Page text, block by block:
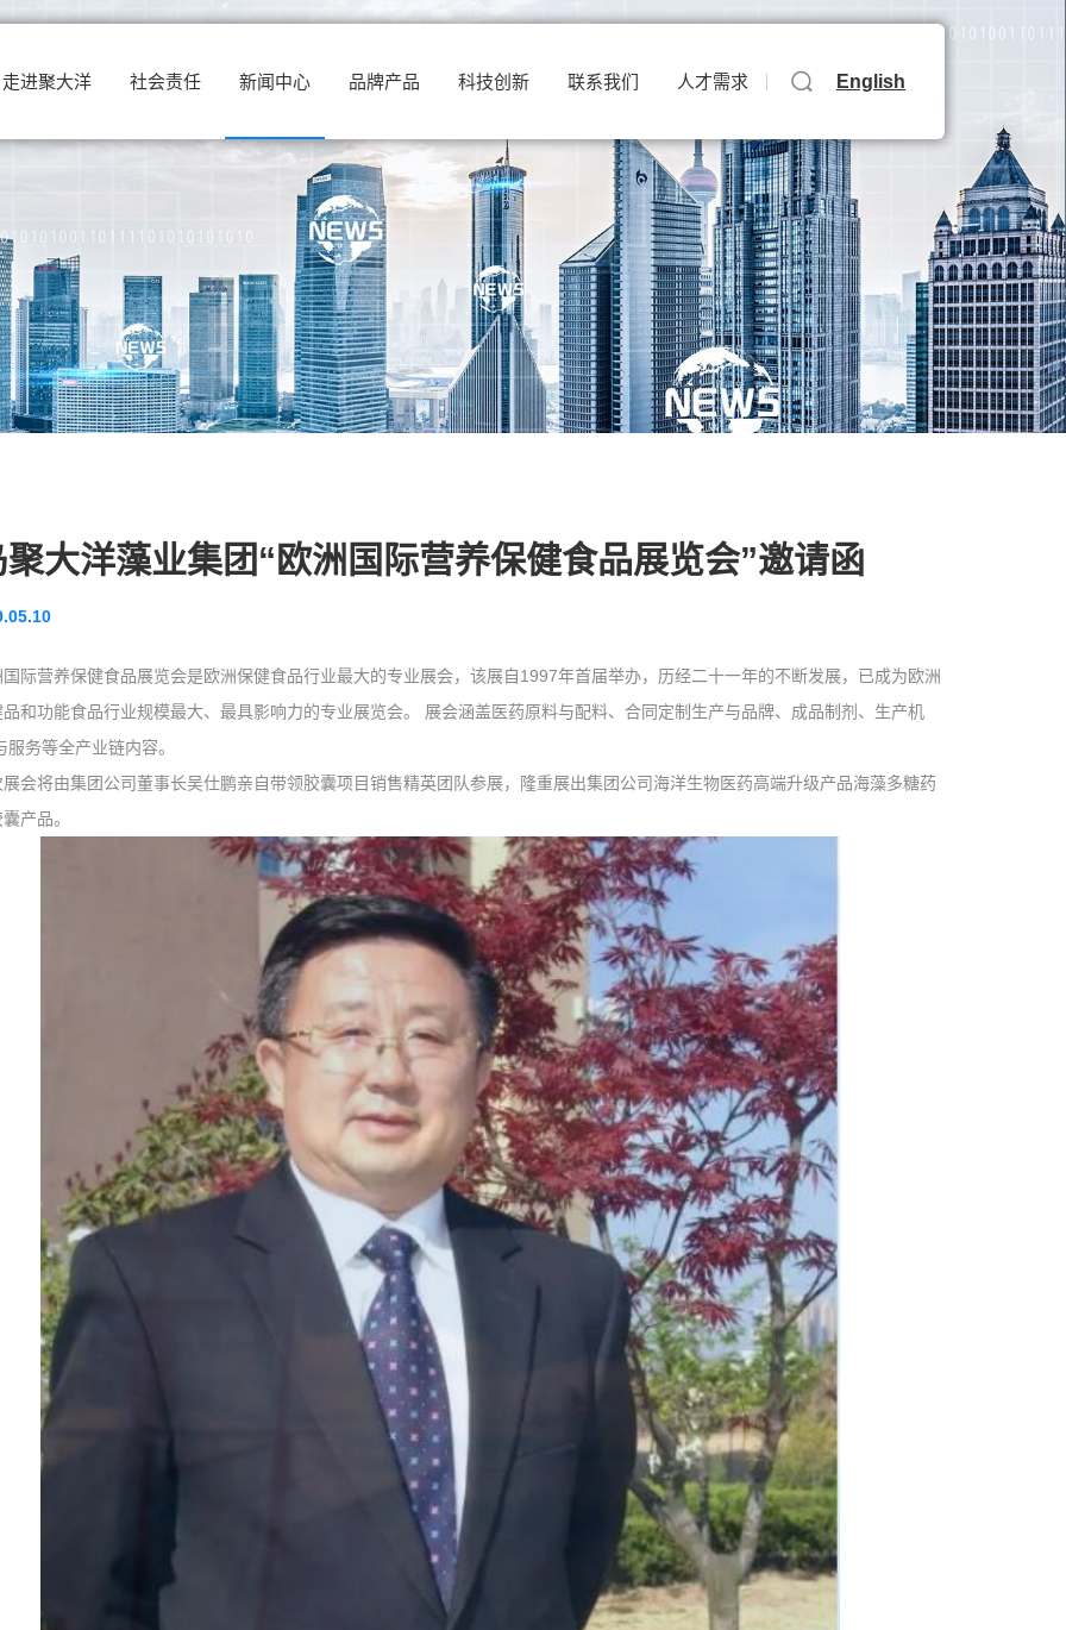
走进聚大洋 社会责任 新闻中心 品牌产品 科技创新 联系我们 人才需求 English
聚大洋藻业集团“欧洲国际营养保健食品展览会”邀请函
国际营养保健食品展览会是欧洲保健食品行业最大的专业展会，该展自1997年首届举办，历经二十一年的不断发展，已成为欧洲
品和功能食品行业规模最大、最具影响力的专业展览会。 展会涵盖医药原料与配料、合同定制生产与品牌、成品制剂、生产机
服务等全产业链内容。
将由集团公司董事长吴仕鹏亲自带领胶囊项目销售精英团队参展，隆重展出集团公司海洋生物医药高端升级产品海藻多糖药
产品。